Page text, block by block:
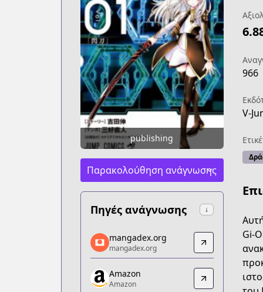
publishing
Παρακολούθηση ανάγνωσης
Πηγές ανάγνωσης ↓
mangadex.org
mangadex.org
https://mangadex.org/title/3e3604cc-
Amazon
mangadex.org
mangadex.org
Amazon
Amazon
966
V-
Gi-